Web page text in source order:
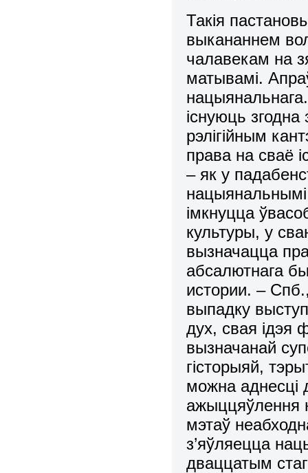
Такiя
выкананнем
чалавекам на
матывамi.
iснуюць
рэлiгiйным
права на сваё
– як у
нацыянальнымi
iмкнуцца
культуры, у
вызначацца
абсалютнага
истории. –
выпадку
дух, свая ідэя
вызначанай
гiсторыяй,
можна аднесцi
ажыццяўлення
мэтаў
з’яўляецца
дваццатым